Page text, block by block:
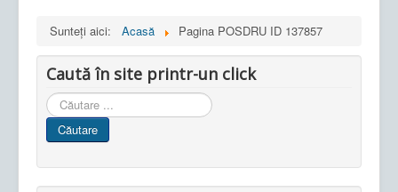
Sunteți aici: Acasă Pagina POSDRU ID 137857
Caută în site printr-un click
Cauta
in
site
Căutare